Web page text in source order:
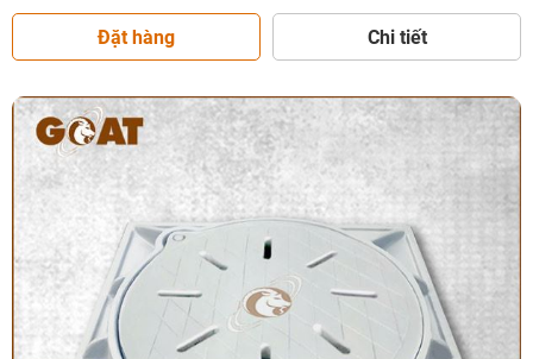
Đặt hàng Chi tiết